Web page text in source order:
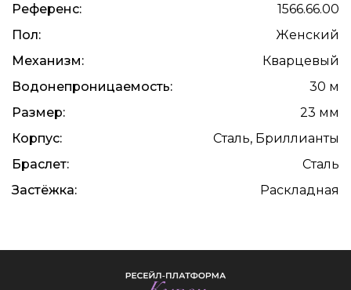
Референс:
1566.66.00
Пол:
Женский
Механизм:
Кварцевый
Водонепроницаемость:
30 м
Размер:
23 мм
Корпус:
Сталь, Бриллианты
Браслет:
Сталь
Застёжка:
Раскладная